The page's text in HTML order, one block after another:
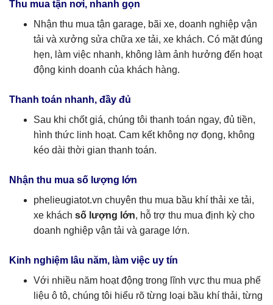
Thu mua tận nơi, nhanh gọn
Nhận thu mua tận garage, bãi xe, doanh nghiệp vận
tải và xưởng sửa chữa xe tải, xe khách. Có mặt đúng
hẹn, làm việc nhanh, không làm ảnh hưởng đến hoạt
động kinh doanh của khách hàng.
Thanh toán nhanh, đầy đủ
Sau khi chốt giá, chúng tôi thanh toán ngay, đủ tiền,
hình thức linh hoạt. Cam kết không nợ đọng, không
kéo dài thời gian thanh toán.
Nhận thu mua số lượng lớn
phelieugiatot.vn chuyên thu mua bầu khí thải xe tải,
xe khách số lượng lớn, hỗ trợ thu mua định kỳ cho
doanh nghiệp vận tải và garage lớn.
Kinh nghiệm lâu năm, làm việc uy tín
Với nhiều năm hoạt động trong lĩnh vực thu mua phế
liệu ô tô, chúng tôi hiểu rõ từng loại bầu khí thải, từng